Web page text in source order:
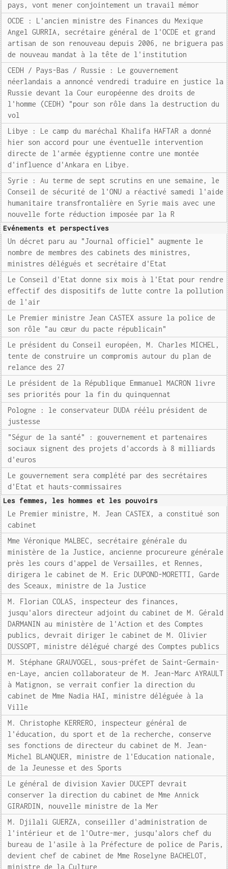
pays, vont mener conjointement un travail mémor
OCDE : L'ancien ministre des Finances du Mexique
Angel GURRIA, secrétaire général de l'OCDE et grand
artisan de son renouveau depuis 2006, ne briguera pas
de nouveau mandat à la tête de l'institution
CEDH / Pays-Bas / Russie : Le gouvernement
néerlandais a annoncé vendredi traduire en justice la
Russie devant la Cour européenne des droits de
l'homme (CEDH) "pour son rôle dans la destruction du
vol
Libye : Le camp du maréchal Khalifa HAFTAR a donné
hier son accord pour une éventuelle intervention
directe de l'armée égyptienne contre une montée
d'influence d'Ankara en Libye.
Syrie : Au terme de sept scrutins en une semaine, le
Conseil de sécurité de l'ONU a réactivé samedi l'aide
humanitaire transfrontalière en Syrie mais avec une
nouvelle forte réduction imposée par la R
Evénements et perspectives
Un décret paru au "Journal officiel" augmente le
nombre de membres des cabinets des ministres,
ministres délégués et secrétaire d'Etat
Le Conseil d'Etat donne six mois à l'Etat pour rendre
effectif des dispositifs de lutte contre la pollution
de l'air
Le Premier ministre Jean CASTEX assure la police de
son rôle "au cœur du pacte républicain"
Le président du Conseil européen, M. Charles MICHEL,
tente de construire un compromis autour du plan de
relance des 27
Le président de la République Emmanuel MACRON livre
ses priorités pour la fin du quinquennat
Pologne : le conservateur DUDA réélu président de
justesse
"Ségur de la santé" : gouvernement et partenaires
sociaux signent des projets d'accords à 8 milliards
d'euros
Le gouvernement sera complété par des secrétaires
d'Etat et hauts-commissaires
Les femmes, les hommes et les pouvoirs
Le Premier ministre, M. Jean CASTEX, a constitué son
cabinet
Mme Véronique MALBEC, secrétaire générale du
ministère de la Justice, ancienne procureure générale
près les cours d'appel de Versailles, et Rennes,
dirigera le cabinet de M. Eric DUPOND-MORETTI, Garde
des Sceaux, ministre de la Justice
M. Florian COLAS, inspecteur des finances,
jusqu'alors directeur adjoint du cabinet de M. Gérald
DARMANIN au ministère de l'Action et des Comptes
publics, devrait diriger le cabinet de M. Olivier
DUSSOPT, ministre délégué chargé des Comptes publics
M. Stéphane GRAUVOGEL, sous-préfet de Saint-Germain-
en-Laye, ancien collaborateur de M. Jean-Marc AYRAULT
à Matignon, se verrait confier la direction du
cabinet de Mme Nadia HAI, ministre déléguée à la
Ville
M. Christophe KERRERO, inspecteur général de
l'éducation, du sport et de la recherche, conserve
ses fonctions de directeur du cabinet de M. Jean-
Michel BLANQUER, ministre de l'Education nationale,
de la Jeunesse et des Sports
Le général de division Xavier DUCEPT devrait
conserver la direction du cabinet de Mme Annick
GIRARDIN, nouvelle ministre de la Mer
M. Djilali GUERZA, conseiller d'administration de
l'intérieur et de l'Outre-mer, jusqu'alors chef du
bureau de l'asile à la Préfecture de police de Paris,
devient chef de cabinet de Mme Roselyne BACHELOT,
ministre de la Culture